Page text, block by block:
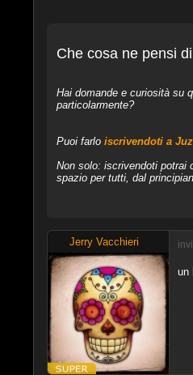
Che cosa ne pensi
Hai domande e curiosità su
particolarmente?
Puoi farlo iscrivendoti a
Non solo: iscrivendoti potrai
spazio per tutti, dal
Jerry Vacchieri
un